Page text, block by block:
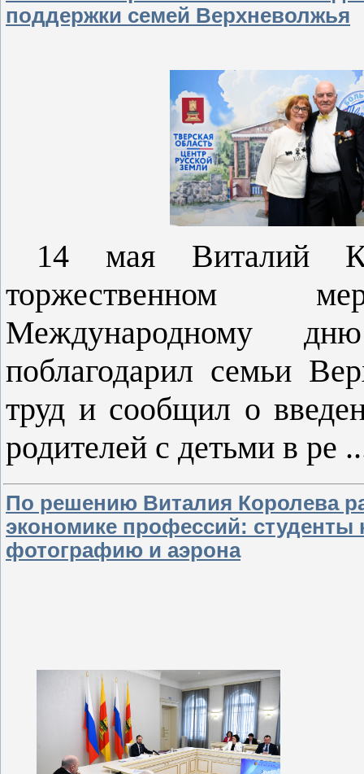
поддержки семей Верхневолжья
14 мая Виталий
торжественном
Международному
поблагодарил семьи
труд и сообщил о
родителей с детьми в ре
По решению Виталия Королева
экономике профессий: студенты
фотографию и аэрона